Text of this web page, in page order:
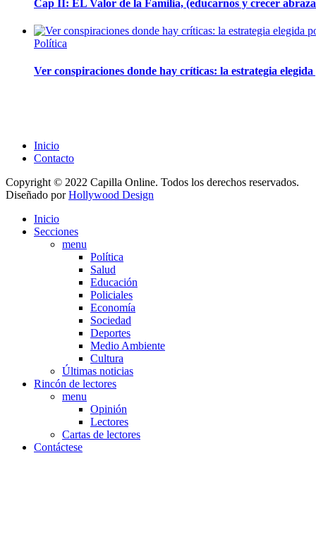
Cap II: EL Valor de la Familia, (educarnos y crecer
Política
Ver conspiraciones donde hay críticas: la estrategia
Inicio
Contacto
Copyright © 2022 Capilla Online. Todos los derechos reservados.
Diseñado porHollywood Design
Inicio
Secciones
menu
Política
Salud
Educación
Policiales
Economía
Sociedad
Deportes
Medio Ambiente
Cultura
Últimas noticias
Rincón de lectores
menu
Opinión
Lectores
Cartas de lectores
Contáctese